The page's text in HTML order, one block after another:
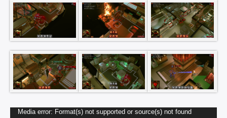
Lecteur
Media error: Format(s) not supported or source(s) not found